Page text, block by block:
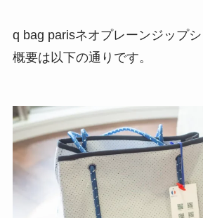
q bag parisネオプレーンジップ
概要は以下の通りです。